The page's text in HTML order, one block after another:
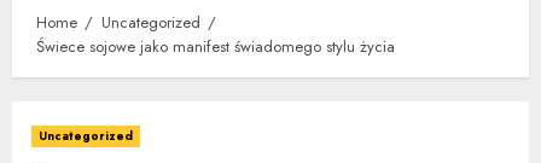
Home
Uncategorized
Świece sojowe jako manifest świadomego stylu życia
Uncategorized